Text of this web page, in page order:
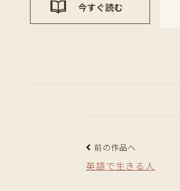
今すぐ読む
前の作品へ
英語で生きる人